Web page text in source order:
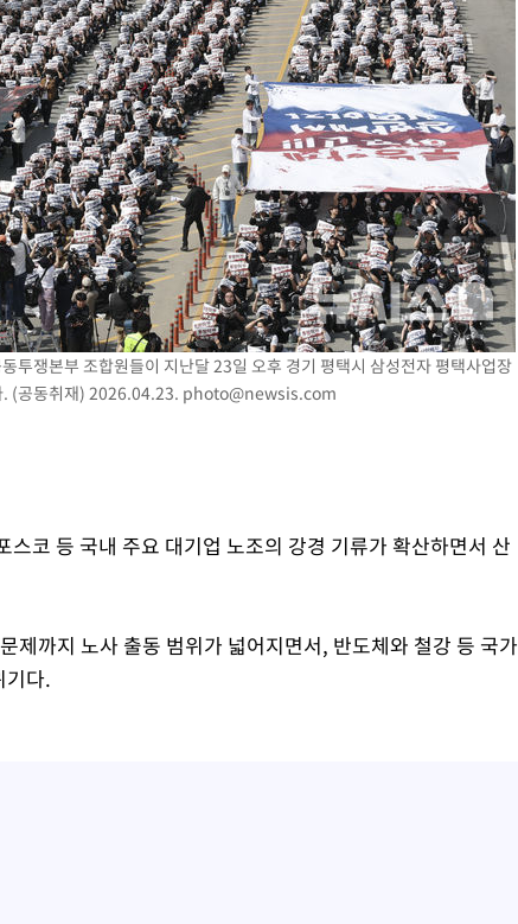
투쟁본부 조합원들이 지난달 23일 오후 경기 평택시 삼성전자 평택사업장
. (공동취재) 2026.04.23. photo@newsis.com
코 등 국내 주요 대기업 노조의 강경 기류가 확산하면서 산
제까지 노사 출동 범위가 넓어지면서, 반도체와 철강 등 국가
기다.